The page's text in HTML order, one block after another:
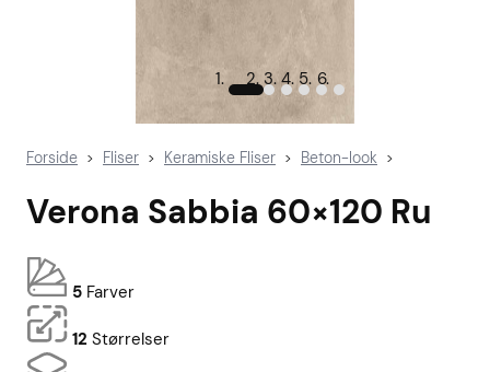
Forside > Fliser > Keramiske Fliser > Beton-look >
Verona Sabbia 60×120 Ru
5 Farver
12 Størrelser